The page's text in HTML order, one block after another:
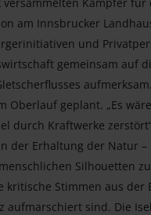
am Innsbrucker
und
gemeinsam auf
Oberlauf geplant. „Es
durch Kraftwerke
der Erhaltung der Natur
Silhouetten
Stimmen aus der
aufmarschiert sind. Die